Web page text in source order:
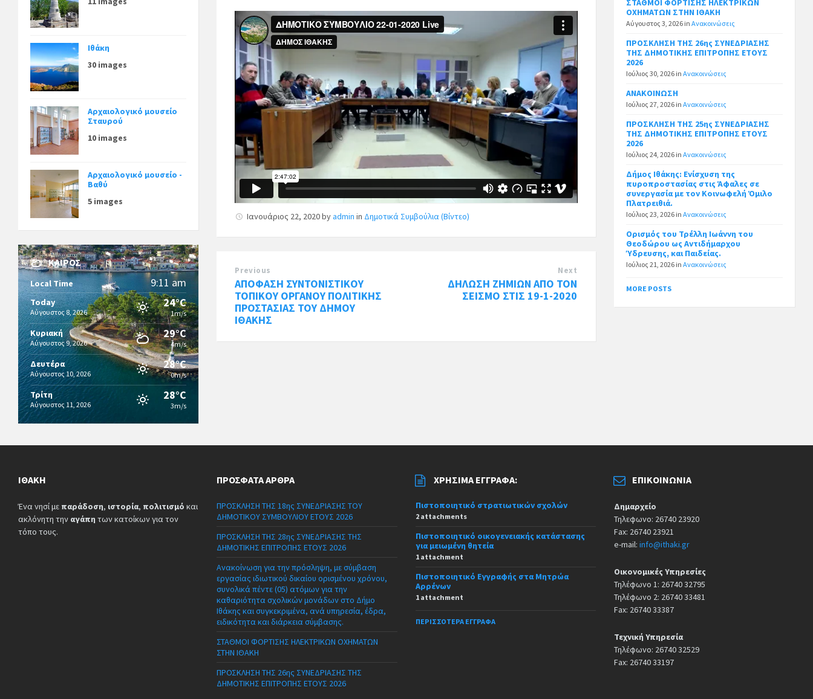
Ιανουάριος 22, 2020byadmin in Δημοτικά Συμβούλια (Βίντεο)
Previous
ΑΠΟΦΑΣΗ ΣΥΝΤΟΝΙΣΤΙΚΟΥ
ΤΟΠΙΚΟΥ ΟΡΓΑΝΟΥ ΠΟΛΙΤΙΚΗΣ
ΠΡΟΣΤΑΣΙΑΣ ΤΟΥ ΔΗΜΟΥ
ΙΘΑΚΗΣ
Next
ΔΗΛΩΣΗ ΖΗΜΙΩΝ ΑΠΟ ΤΟΝ
ΣΕΙΣΜΟ ΣΤΙΣ 19-1-2020
Ιθάκη
30 images
Αρχαιολογικό μουσείο
Σταυρού
10 images
Αρχαιολογικό μουσείο -
Βαθύ
5 images
ΚΑΙΡΌΣ
Local Time 9:11 am
Today
Αύγουστος 8, 2026
24°C
1m/s
Κυριακή
Αύγουστος 9, 2026
29°C
4m/s
Δευτέρα
Αύγουστος 10, 2026
28°C
0m/s
Τρίτη
Αύγουστος 11, 2026
28°C
3m/s
ΣΤΑΘΜΟΙ ΦΟΡΤΙΣΗΣ ΗΛΕΚΤΡΙΚΩΝ
ΟΧΗΜΑΤΩΝ ΣΤΗΝ ΙΘΑΚΗ
Αύγουστος 3, 2026 inΑνακοινώσεις
ΠΡΟΣΚΛΗΣΗ ΤΗΣ 26ης ΣΥΝΕΔΡΙΑΣΗΣ
ΤΗΣ ΔΗΜΟΤΙΚΗΣ ΕΠΙΤΡΟΠΗΣ ΕΤΟΥΣ
2026
Ιούλιος 30, 2026 inΑνακοινώσεις
ΑΝΑΚΟΙΝΩΣΗ
Ιούλιος 27, 2026 inΑνακοινώσεις
ΠΡΟΣΚΛΗΣΗ ΤΗΣ 25ης ΣΥΝΕΔΡΙΑΣΗΣ
ΤΗΣ ΔΗΜΟΤΙΚΗΣ ΕΠΙΤΡΟΠΗΣ ΕΤΟΥΣ
2026
Ιούλιος 24, 2026 inΑνακοινώσεις
Δήμος Ιθάκης: Ενίσχυση της
πυροπροστασίας στις Άφαλες σε
συνεργασία με τον Κοινωφελή Όμιλο
Πλατρειθιά.
Ιούλιος 23, 2026 inΑνακοινώσεις
Ορισμός του Τρέλλη Ιωάννη του
Θεοδώρου ως Αντιδήμαρχου
Ύδρευσης, και Παιδείας.
Ιούλιος 21, 2026 inΑνακοινώσεις
MORE POSTS
ΙΘΆΚΗ
Ένα νησί με παράδοση, ιστορία, πολιτισμό και
ακλόνητη την αγάπη των κατοίκων για τον
τόπο τους.
ΠΡΌΣΦΑΤΑ ΆΡΘΡΑ
ΠΡΟΣΚΛΗΣΗ ΤΗΣ 18ης ΣΥΝΕΔΡΙΑΣΗΣ ΤΟΥ
ΔΗΜΟΤΙΚΟΥ ΣΥΜΒΟΥΛΙΟΥ ΕΤΟΥΣ 2026
ΠΡΟΣΚΛΗΣΗ ΤΗΣ 28ης ΣΥΝΕΔΡΙΑΣΗΣ ΤΗΣ
ΔΗΜΟΤΙΚΗΣ ΕΠΙΤΡΟΠΗΣ ΕΤΟΥΣ 2026
Ανακοίνωση για την πρόσληψη, με σύμβαση
εργασίας ιδιωτικού δικαίου ορισμένου χρόνου,
συνολικά πέντε (05) ατόμων για την
καθαριότητα σχολικών μονάδων στο Δήμο
Ιθάκης και συγκεκριμένα, ανά υπηρεσία, έδρα,
ειδικότητα και διάρκεια σύμβασης.
ΣΤΑΘΜΟΙ ΦΟΡΤΙΣΗΣ ΗΛΕΚΤΡΙΚΩΝ ΟΧΗΜΑΤΩΝ
ΣΤΗΝ ΙΘΑΚΗ
ΠΡΟΣΚΛΗΣΗ ΤΗΣ 26ης ΣΥΝΕΔΡΙΑΣΗΣ ΤΗΣ
ΔΗΜΟΤΙΚΗΣ ΕΠΙΤΡΟΠΗΣ ΕΤΟΥΣ 2026
ΧΡΉΣΙΜΑ ΈΓΓΡΑΦΑ:
Πιστοποιητικό στρατιωτικών σχολών
2 attachments
Πιστοποιητικό οικογενειακής κατάστασης
για μειωμένη θητεία
1 attachment
Πιστοποιητικό Εγγραφής στα Μητρώα
Αρρένων
1 attachment
ΠΕΡΙΣΣΌΤΕΡΑ ΈΓΓΡΑΦΑ
ΕΠΙΚΟΙΝΩΝΊΑ
Δημαρχείο
Τηλεφωνο: 26740 23920
Fax: 26740 23921
e-mail:info@ithaki.gr
Οικονομικές Υπηρεσίες
Τηλέφωνο 1: 26740 32795
Τηλέφωνο 2: 26740 33481
Fax: 26740 33387
Τεχνική Υπηρεσία
Τηλέφωνο: 26740 32529
Fax: 26740 33197